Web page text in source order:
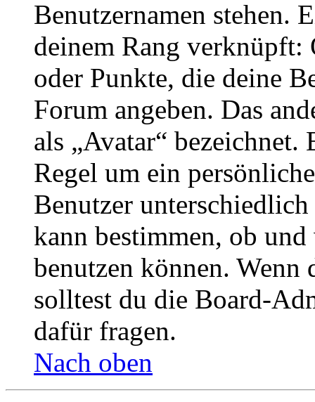
Benutzernamen stehen.
deinem Rang verknüpft:
oder Punkte, die deine
Forum angeben. Das
als „Avatar“
Regel um ein
Benutzer
kann bestimmen, ob
benutzen können. Wenn
solltest du die Board-
dafür fragen.
Nach oben